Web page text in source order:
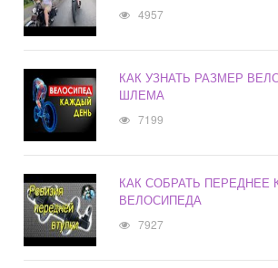
4957
КАК УЗНАТЬ РАЗМЕР
ШЛЕМА
7199
КАК СОБРАТЬ ПЕРЕДНЕЕ
ВЕЛОСИПЕДА
7927